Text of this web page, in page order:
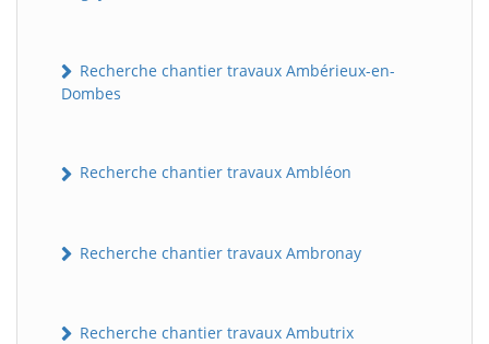
Recherche chantier travaux Ambérieux-en-
Dombes
Recherche chantier travaux Ambléon
Recherche chantier travaux Ambronay
Recherche chantier travaux Ambutrix